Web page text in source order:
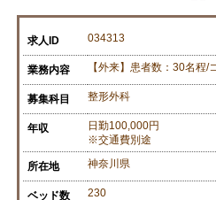
求人ID 034313
業務内容 【外来】患者数：30名程/
募集科目 整形外科
年収
日勤100,000円
※交通費別途
所在地 神奈川県
ベッド数 230